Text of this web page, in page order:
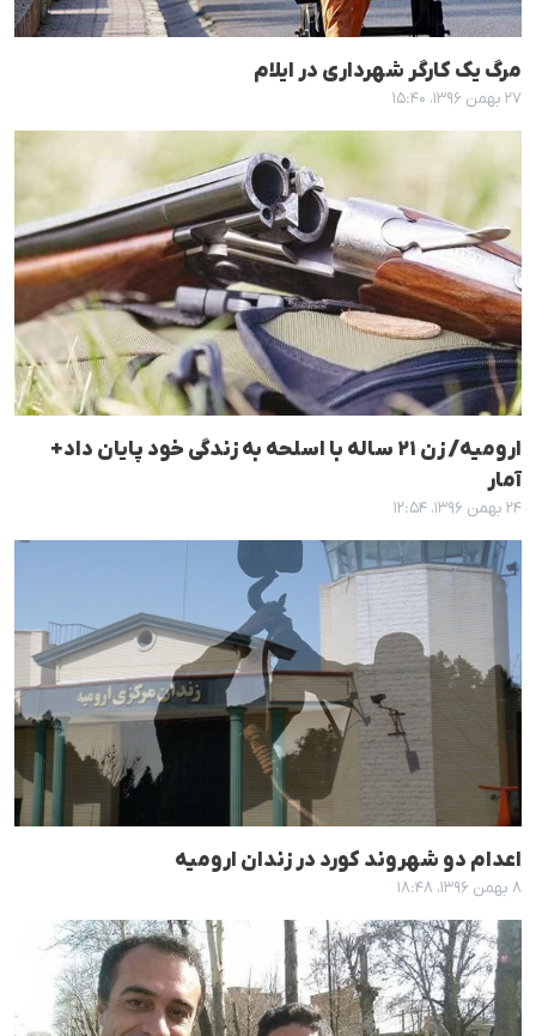
مرگ یک کارگر شهرداری در ایلام
۲۷ بهمن ۱۳۹۶، ۱۵:۴۰
ارومیە/ زن ٢١ سالە با اسلحە بە زندگی خود پایان داد+
آمار
۲۴ بهمن ۱۳۹۶، ۱۲:۵۴
اعدام دو شهروند کورد در زندان ارومیە
۸ بهمن ۱۳۹۶، ۱۸:۴۸